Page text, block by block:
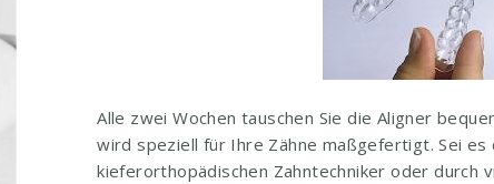
Alle zwei Wochen tauschen Sie die Aligner
wird speziell für Ihre Zähne maßgefertigt. Sei es
kieferorthopädischen Zahntechniker oder durch